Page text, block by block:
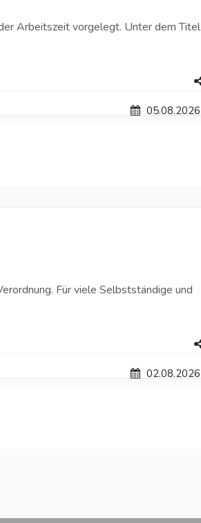
Arbeitszeit vorgelegt. Unter dem Titel
05.08.2026
Für viele Selbstständige und
02.08.2026